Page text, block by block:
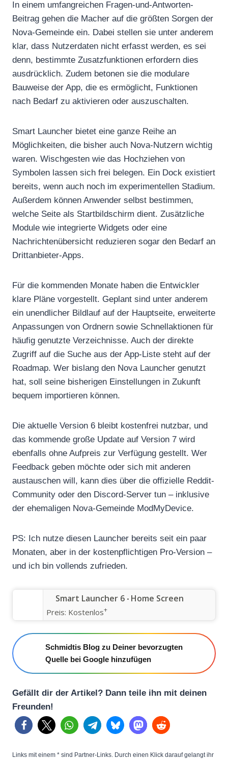
In einem umfangreichen Fragen-und-Antworten-
Beitrag gehen die Macher auf die größten Sorgen der
Nova-Gemeinde ein. Dabei stellen sie unter anderem
klar, dass Nutzerdaten nicht erfasst werden, es sei
denn, bestimmte Zusatzfunktionen erfordern dies
ausdrücklich. Zudem betonen sie die modulare
Bauweise der App, die es ermöglicht, Funktionen
nach Bedarf zu aktivieren oder auszuschalten.
Smart Launcher bietet eine ganze Reihe an
Möglichkeiten, die bisher auch Nova-Nutzern wichtig
waren. Wischgesten wie das Hochziehen von
Symbolen lassen sich frei belegen. Ein Dock existiert
bereits, wenn auch noch im experimentellen Stadium.
Außerdem können Anwender selbst bestimmen,
welche Seite als Startbildschirm dient. Zusätzliche
Module wie integrierte Widgets oder eine
Nachrichtenübersicht reduzieren sogar den Bedarf an
Drittanbieter-Apps.
Für die kommenden Monate haben die Entwickler
klare Pläne vorgestellt. Geplant sind unter anderem
ein unendlicher Bildlauf auf der Hauptseite, erweiterte
Anpassungen von Ordnern sowie Schnellaktionen für
häufig genutzte Verzeichnisse. Auch der direkte
Zugriff auf die Suche aus der App-Liste steht auf der
Roadmap. Wer bislang den Nova Launcher genutzt
hat, soll seine bisherigen Einstellungen in Zukunft
bequem importieren können.
Die aktuelle Version 6 bleibt kostenfrei nutzbar, und
das kommende große Update auf Version 7 wird
ebenfalls ohne Aufpreis zur Verfügung gestellt. Wer
Feedback geben möchte oder sich mit anderen
austauschen will, kann dies über die offizielle Reddit-
Community oder den Discord-Server tun – inklusive
der ehemaligen Nova-Gemeinde ModMyDevice.
PS: Ich nutze diesen Launcher bereits seit ein paar
Monaten, aber in der kostenpflichtigen Pro-Version –
und ich bin vollends zufrieden.
Smart Launcher 6 ‧ Home Screen
Preis: Kostenlos+
Schmidtis Blog zu Deiner bevorzugten
Quelle bei Google hinzufügen
Gefällt dir der Artikel? Dann teile ihn mit deinen
Freunden!
Links mit einem * sind Partner-Links. Durch einen Klick darauf gelangt ihr